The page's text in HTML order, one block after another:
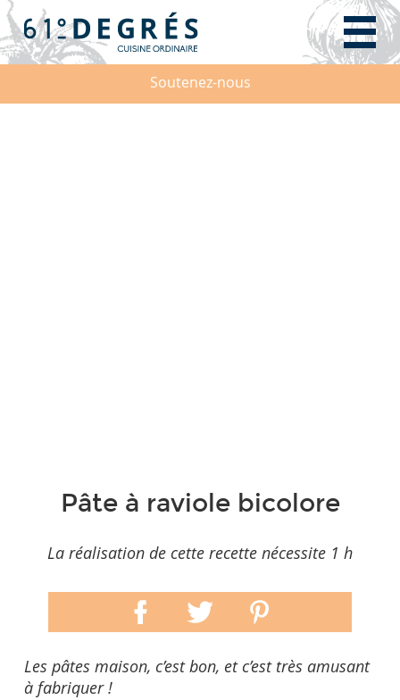
Soutenez-nous
Pâte à raviole bicolore
La réalisation de cette recette nécessite 1 h
Les pâtes maison, c’est bon, et c’est très amusant
à fabriquer !